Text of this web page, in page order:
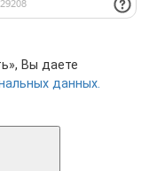
Вы даете
данных.